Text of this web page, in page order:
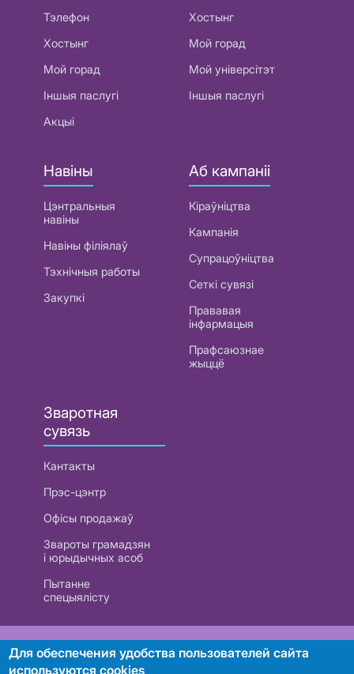
Тэлефон
Хостынг
Мой горад
Іншыя паслугі
Акцыі
Хостынг
Мой горад
Мой універсітэт
Іншыя паслугі
Навіны
Цэнтральныя
навіны
Навіны філіялаў
Тэхнічныя работы
Закупкі
Аб кампаніі
Кіраўніцтва
Кампанія
Супрацоўніцтва
Сеткі сувязі
Прававая
інфармацыя
Прафсаюзнае
жыццё
Зваротная
сувязь
Кантакты
Прэс-цэнтр
Офісы продажаў
Звароты грамадзян
і юрыдычных асоб
Пытанне
спецыялісту
РУП «Белтэлекам». УНП 101007741
Для обеспечения удобства пользователей сайта
используются cookies